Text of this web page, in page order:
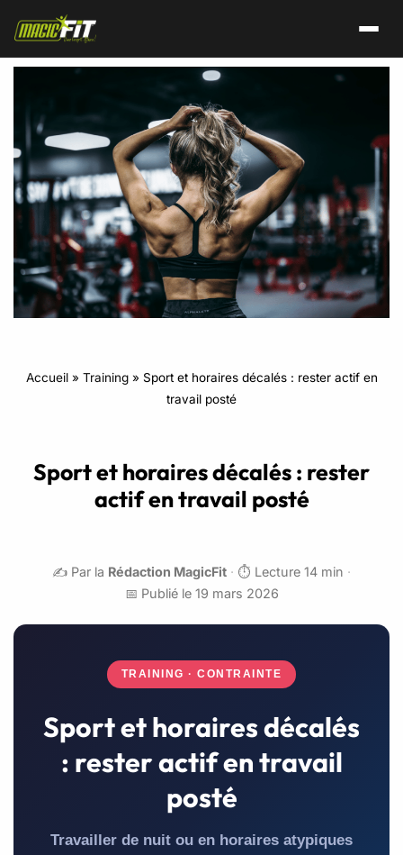
Accueil» Training» Sport et horaires décalés : rester actif en
travail posté
Sport et horaires décalés : rester
actif en travail posté
✍️ Par la Rédaction MagicFit · ⏱️ Lecture 14 min ·
📅 Publié le 19 mars 2026
TRAINING · CONTRAINTE
Sport et horaires décalés
: rester actif en travail
posté
Travailler de nuit ou en horaires atypiques